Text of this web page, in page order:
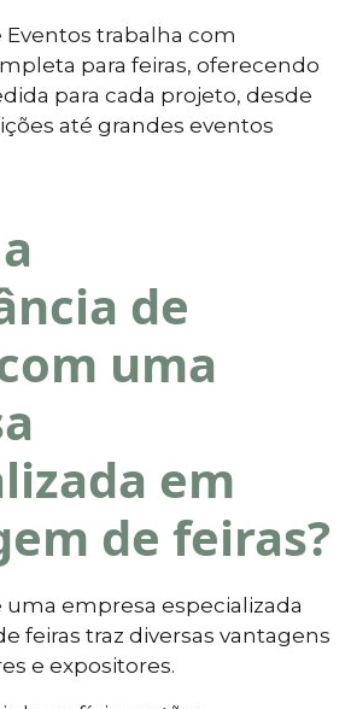
Eventos trabalha com
para feiras, oferecendo
para cada projeto, desde
até grandes eventos
de
uma
em
de feiras?
uma empresa especializada
feiras traz diversas vantagens
e expositores.